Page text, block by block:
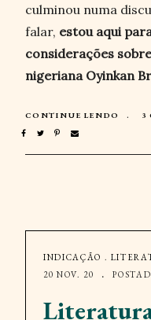
culminou numa
falar, estou aqui
considerações
nigeriana Oyinkan
CONTINUE LENDO 3
INDICAÇÃO .
20 NOV. 20